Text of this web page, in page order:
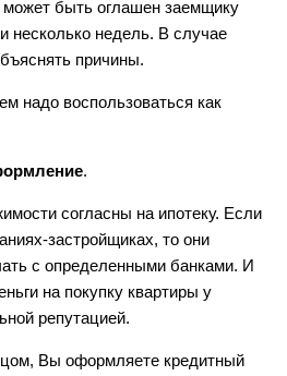
может быть оглашен заемщику
несколько недель. В случае
причины.
надо воспользоваться как
.
согласны на ипотеку. Если
застройщиках, то они
с определенными банками. И
на покупку квартиры у
репутацией.
Вы оформляете кредитный